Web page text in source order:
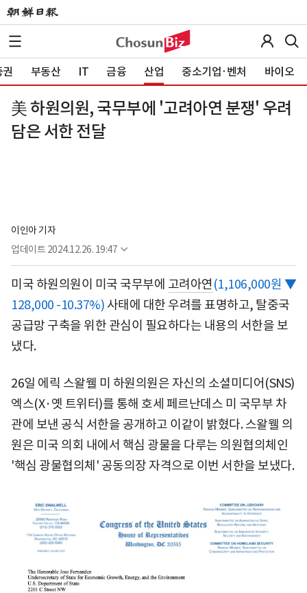
부동산 IT 금융 산업 중소기업·벤처 바이오
美 하원의원, 국무부에 '고려아연 분쟁' 우려
담은 서한 전달
이인아 기자
업데이트 2024.12.26. 19:47
미국 하원의원이 미국 국무부에 고려아연 (1,106,000원 ▼
128,000 -10.37%) 사태에 대한 우려를 표명하고, 탈중국
공급망 구축을 위한 관심이 필요하다는 내용의 서한을 보
냈다.
26일 에릭 스왈웰 미 하원의원은 자신의 소셜미디어(SNS)
엑스(X·옛 트위터)를 통해 호세 페르난데스 미 국무부 차
관에 보낸 공식 서한을 공개하고 이같이 밝혔다. 스왈웰 의
원은 미국 의회 내에서 핵심 광물을 다루는 의원협의체인
'핵심 광물협의체' 공동의장 자격으로 이번 서한을 보냈다.